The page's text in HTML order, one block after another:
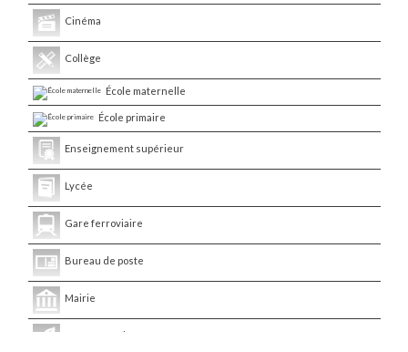
Cinéma
Collège
École maternelle
École primaire
Enseignement supérieur
Lycée
Gare ferroviaire
Bureau de poste
Mairie
Presse et Tabac